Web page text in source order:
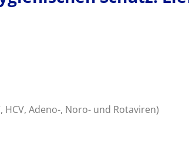
HCV, Adeno-, Noro- und Rotaviren)